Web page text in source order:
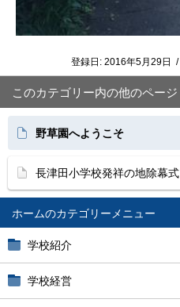
ホーム
学校紹介
学校経営
登録日: 2016年5月29日 /
このカテゴリー内の他のページ
野草園へようこそ
長津田小学校発祥の地除幕式